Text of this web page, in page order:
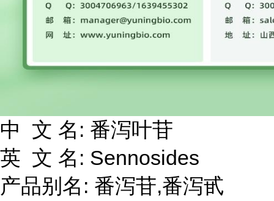
中 文 名: 番泻叶苷
英 文 名: Sennosides
产品别名: 番泻苷,番泻甙